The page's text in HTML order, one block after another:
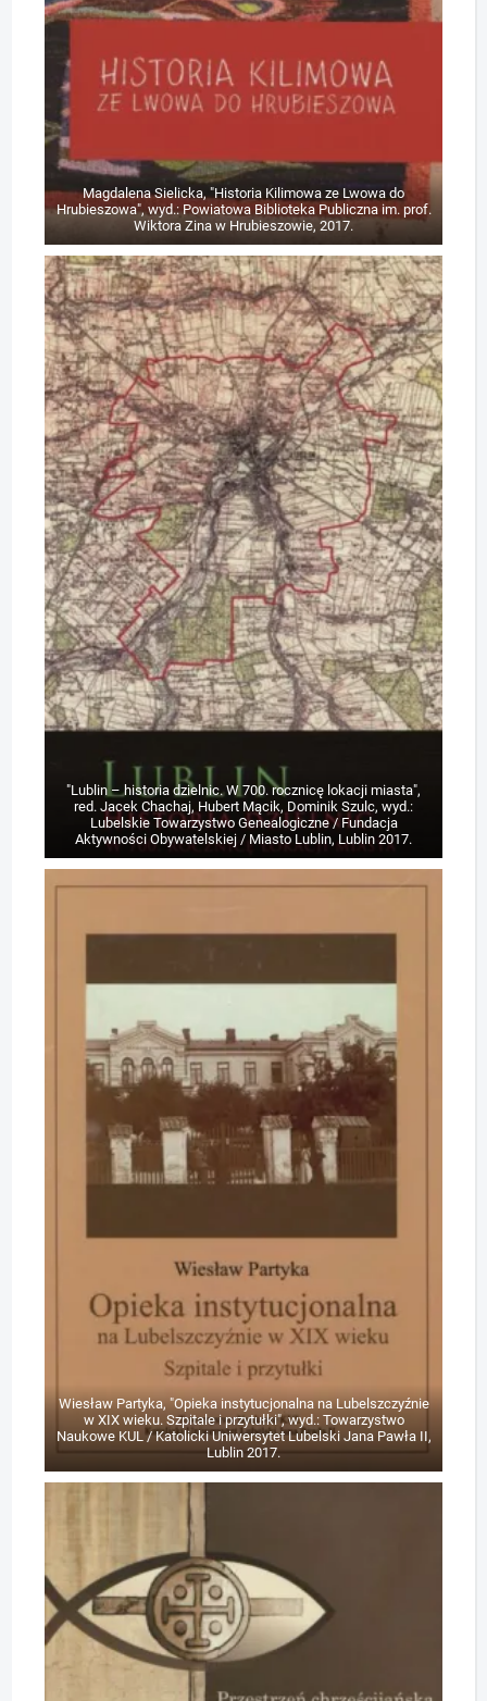
Magdalena Sielicka, "Historia Kilimowa ze Lwowa do
Hrubieszowa", wyd.: Powiatowa Biblioteka Publiczna im. prof.
Wiktora Zina w Hrubieszowie, 2017.
"Lublin – historia dzielnic. W 700. rocznicę lokacji miasta",
red. Jacek Chachaj, Hubert Mącik, Dominik Szulc, wyd.:
Lubelskie Towarzystwo Genealogiczne / Fundacja
Aktywności Obywatelskiej / Miasto Lublin, Lublin 2017.
Wiesław Partyka, "Opieka instytucjonalna na Lubelszczyźnie
w XIX wieku. Szpitale i przytułki", wyd.: Towarzystwo
Naukowe KUL / Katolicki Uniwersytet Lubelski Jana Pawła II,
Lublin 2017.